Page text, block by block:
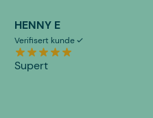
HENNY E
Verifisert kunde
Supert